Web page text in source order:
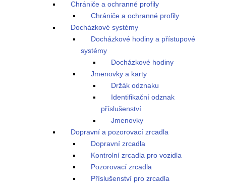
Chrániče a ochranné profily
Chrániče a ochranné profily
Docházkové systémy
Docházkové hodiny a přístupové
systémy
Docházkové hodiny
Jmenovky a karty
Držák odznaku
Identifikační odznak
příslušenství
Jmenovky
Dopravní a pozorovací zrcadla
Dopravní zrcadla
Kontrolní zrcadla pro vozidla
Pozorovací zrcadla
Příslušenství pro zrcadla